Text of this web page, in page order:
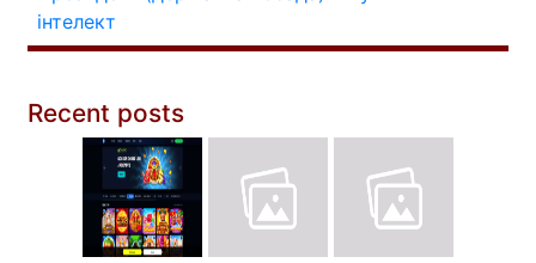
інтелект
Recent posts